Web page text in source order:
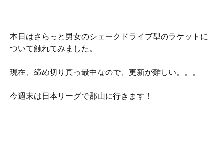
本日はさらっと男女のシェークドライブ型のラケットに
ついて触れてみました。
現在、締め切り真っ最中なので、更新が難しい。。。
今週末は日本リーグで郡山に行きます！